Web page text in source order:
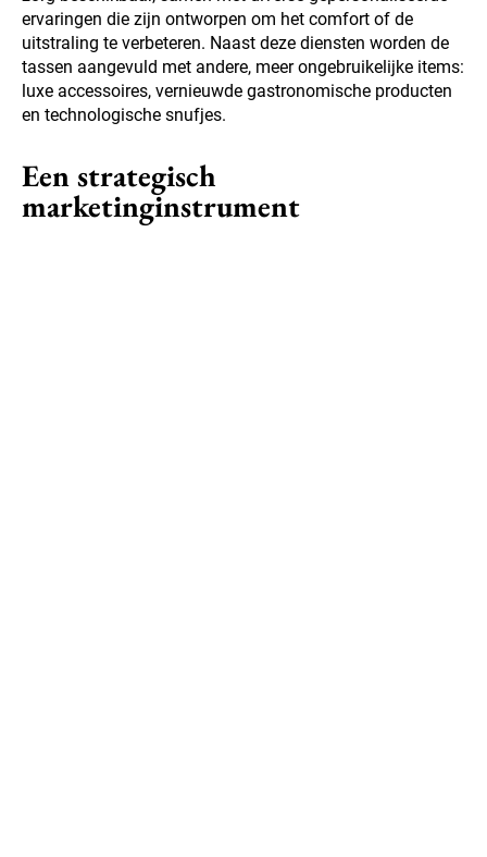
ervaringen die zijn ontworpen om het comfort of de
uitstraling te verbeteren. Naast deze diensten worden de
tassen aangevuld met andere, meer ongebruikelijke items:
luxe accessoires, vernieuwde gastronomische producten
en technologische snufjes.
Een strategisch
marketinginstrument